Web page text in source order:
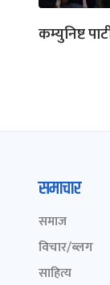
कम्युनिष्ट
समाचार
समाज
विचार/ब्लग
साहित्य